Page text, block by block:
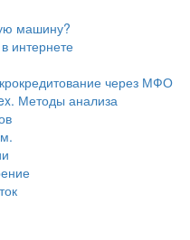
машину?
интернете
через МФО
Методы анализа